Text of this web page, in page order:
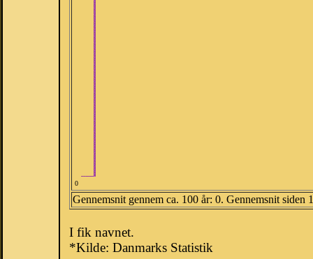
0
Gennemsnit gennem ca. 100 år: 0. Gennemsnit siden
I fik navnet.
*Kilde: Danmarks Statistik